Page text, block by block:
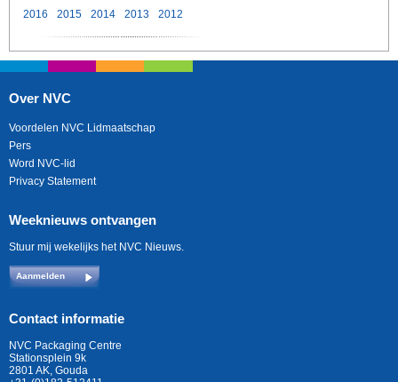
2016
2015 2014 2013 2012
Over NVC
Voordelen NVC Lidmaatschap
Pers
Word NVC-lid
Privacy Statement
Weeknieuws ontvangen
Stuur mij wekelijks het NVC Nieuws.
Aanmelden
Contact informatie
NVC Packaging Centre
Stationsplein 9k
2801 AK, Gouda